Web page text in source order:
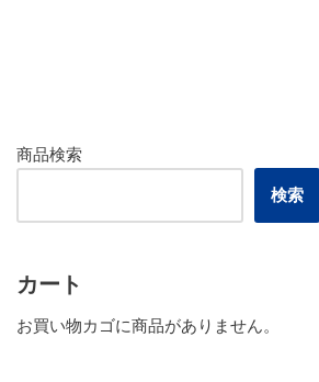
商品検索
検索
カート
お買い物カゴに商品がありません。